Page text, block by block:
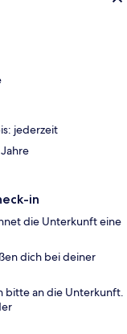
jederzeit
in
die Unterkunft eine
dich bei deiner
bitte an die Unterkunft.